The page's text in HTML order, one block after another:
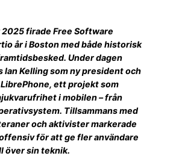
firade Free Software
år i Boston med både historisk
Under dagen
Ian Kelling som ny president och
LibrePhone, ett projekt som
i mobilen – från
Tillsammans med
och aktivister markerade
för att ge fler användare
över sin teknik.